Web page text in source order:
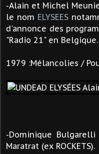
-Alain et Michel
le nom ELYSEES
d'annonce des
"Radio 21" en Belgique.
1979 :Mélancolies /
-Dominique
Maratrat (ex ROCKETS).